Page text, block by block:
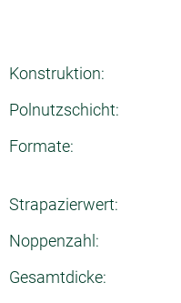
Konstruktion:
Polnutzschicht:
Formate:
Strapazierwert:
Noppenzahl:
Gesamtdicke: